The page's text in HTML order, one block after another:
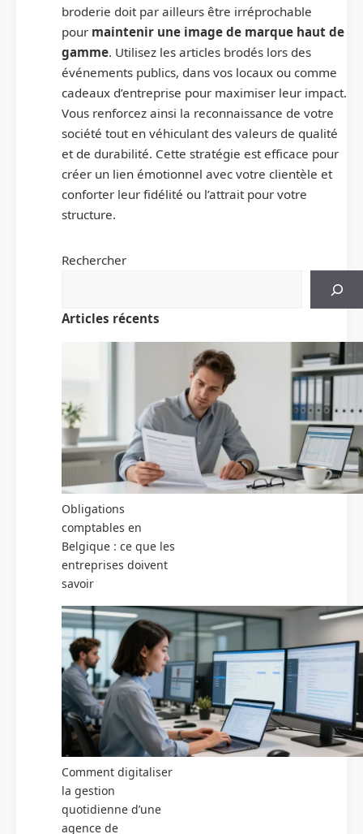
broderie doit par ailleurs être irréprochable
pour maintenir une image de marque haut de
gamme. Utilisez les articles brodés lors des
événements publics, dans vos locaux ou comme
cadeaux d’entreprise pour maximiser leur impact.
Vous renforcez ainsi la reconnaissance de votre
société tout en véhiculant des valeurs de qualité
et de durabilité. Cette stratégie est efficace pour
créer un lien émotionnel avec votre clientèle et
conforter leur fidélité ou l’attrait pour votre
structure.
Rechercher
Articles récents
Obligations
comptables en
Belgique : ce que les
entreprises doivent
savoir
Comment digitaliser
la gestion
quotidienne d’une
agence de